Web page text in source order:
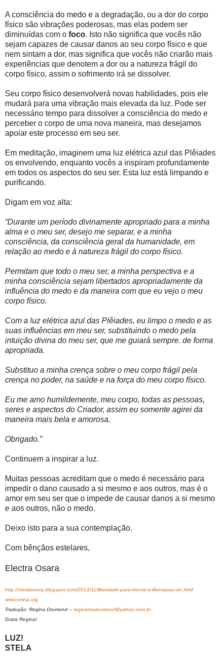
A consciência do medo e a degradação, ou a dor do corpo
físico são vibrações poderosas, mas elas podem ser
diminuídas com o foco. Isto não significa que vocês não
sejam capazes de causar danos ao seu corpo físico e que
nem sintam a dor, mas significa que vocês não criarão mais
experiências que denotem a dor ou a natureza frágil do
corpo físico, assim o sofrimento irá se dissolver.
Seu corpo físico desenvolverá novas habilidades, pois ele
mudará para uma vibração mais elevada da luz. Pode ser
necessário tempo para dissolver a consciência do medo e
perceber o corpo de uma nova maneira, mas desejamos
apoiar este processo em seu ser.
Em meditação, imaginem uma luz elétrica azul das Plêiades
os envolvendo, enquanto vocês a inspiram profundamente
em todos os aspectos do seu ser. Esta luz está limpando e
purificando.
Digam em voz alta:
“Durante um período divinamente apropriado para a minha
alma e o meu ser, desejo me separar, e a minha
consciência, da consciência geral da humanidade, em
relação ao medo e à natureza frágil do corpo físico.
Permitam que todo o meu ser, a minha perspectiva e a
minha consciência sejam libertados apropriadamente da
influência do medo e da maneira com que eu vejo o meu
corpo físico.
Com a luz elétrica azul das Plêiades, eu limpo o medo e as
suas influências em meu ser, substituindo o medo pela
intuição divina do meu ser, que me guiará sempre. de forma
apropriada.
Substituo a minha crença sobre o meu corpo frágil pela
crença no poder, na saúde e na força do meu corpo físico.
Eu me amo humildemente, meu corpo, todas as pessoas,
seres e aspectos do Criador, assim eu somente agirei da
maneira mais bela e amorosa.
Obrigado.”
Continuem a inspirar a luz.
Muitas pessoas acreditam que o medo é necessário para
impedir o dano causado a si mesmo e aos outros, mas é o
amor em seu ser que o impede de causar danos a si mesmo
e aos outros, não o medo.
Deixo isto para a sua contemplação.
Com bênçãos estelares,
Electra Osara
http://stelalecocq.blogspot.com/2013/11/liberdade-para-mente-e-libertacao-do.html
www.omna.org
Tradução: Regina Drumond – reginamadrumond@yahoo.com.br
Grata Regina!
LUZ!
STELA